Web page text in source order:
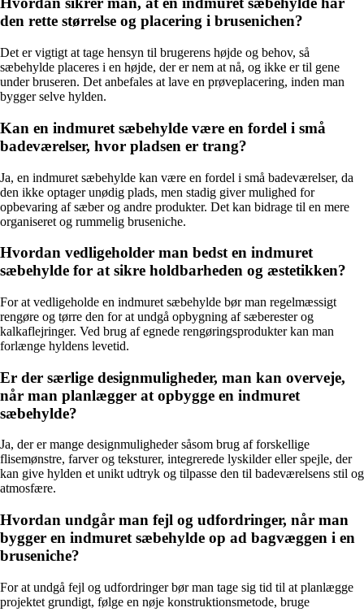
den rette størrelse og placering i brusenichen?
Det er vigtigt at tage hensyn til brugerens højde og behov, så
sæbehylde placeres i en højde, der er nem at nå, og ikke er til gene
under bruseren. Det anbefales at lave en prøveplacering, inden man
bygger selve hylden.
Kan en indmuret sæbehylde være en fordel i små
badeværelser, hvor pladsen er trang?
Ja, en indmuret sæbehylde kan være en fordel i små badeværelser, da
den ikke optager unødig plads, men stadig giver mulighed for
opbevaring af sæber og andre produkter. Det kan bidrage til en mere
organiseret og rummelig bruseniche.
Hvordan vedligeholder man bedst en indmuret
sæbehylde for at sikre holdbarheden og æstetikken?
For at vedligeholde en indmuret sæbehylde bør man regelmæssigt
rengøre og tørre den for at undgå opbygning af sæberester og
kalkaflejringer. Ved brug af egnede rengøringsprodukter kan man
forlænge hyldens levetid.
Er der særlige designmuligheder, man kan overveje,
når man planlægger at opbygge en indmuret
sæbehylde?
Ja, der er mange designmuligheder såsom brug af forskellige
flisemønstre, farver og teksturer, integrerede lyskilder eller spejle, der
kan give hylden et unikt udtryk og tilpasse den til badeværelsens stil og
atmosfære.
Hvordan undgår man fejl og udfordringer, når man
bygger en indmuret sæbehylde op ad bagvæggen i en
bruseniche?
For at undgå fejl og udfordringer bør man tage sig tid til at planlægge
projektet grundigt, følge en nøje konstruktionsmetode, bruge